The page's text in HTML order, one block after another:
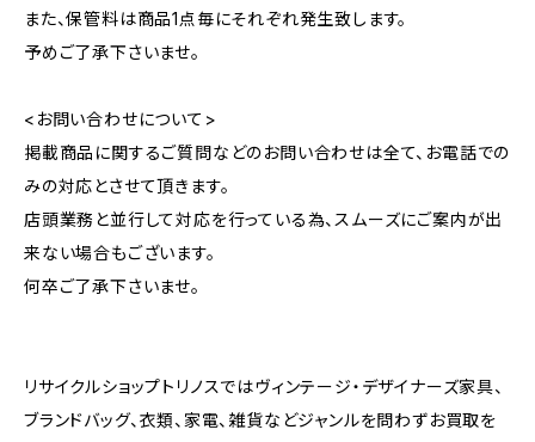
また、保管料は商品1点毎にそれぞれ発生致します。
予めご了承下さいませ。
<お問い合わせについて>
掲載商品に関するご質問などのお問い合わせは全て、お電話での
みの対応とさせて頂きます。
店頭業務と並行して対応を行っている為、スムーズにご案内が出
来ない場合もございます。
何卒ご了承下さいませ。
リサイクルショップトリノスではヴィンテージ・デザイナーズ家具、
ブランドバッグ、衣類、家電、雑貨などジャンルを問わずお買取を